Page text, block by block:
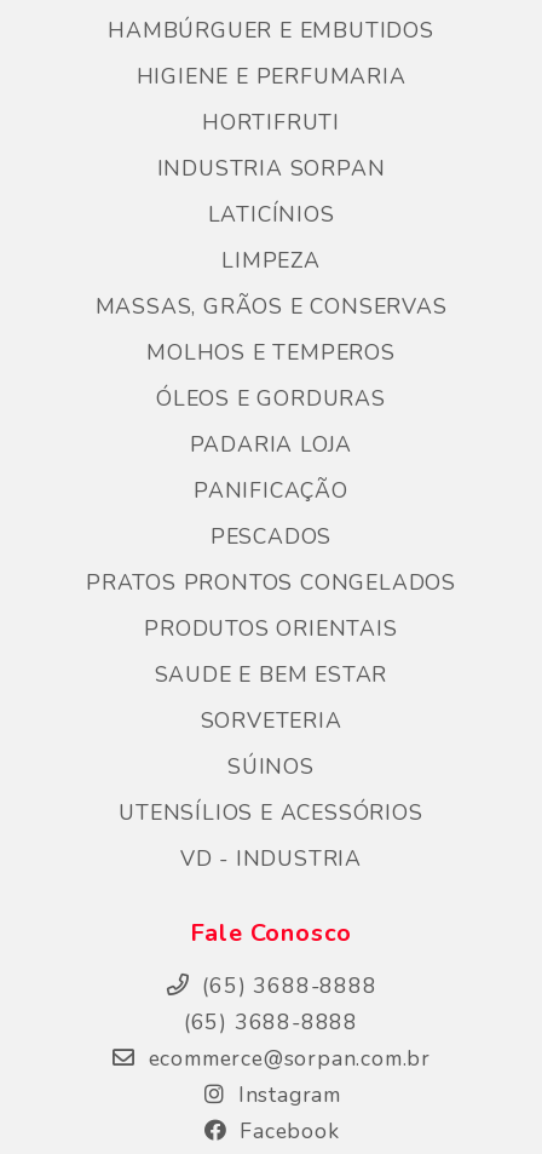
HAMBÚRGUER E EMBUTIDOS
HIGIENE E PERFUMARIA
HORTIFRUTI
INDUSTRIA SORPAN
LATICÍNIOS
LIMPEZA
MASSAS, GRÃOS E CONSERVAS
MOLHOS E TEMPEROS
ÓLEOS E GORDURAS
PADARIA LOJA
PANIFICAÇÃO
PESCADOS
PRATOS PRONTOS CONGELADOS
PRODUTOS ORIENTAIS
SAUDE E BEM ESTAR
SORVETERIA
SÚINOS
UTENSÍLIOS E ACESSÓRIOS
VD - INDUSTRIA
Fale Conosco
(65) 3688-8888
(65) 3688-8888
ecommerce@sorpan.com.br
Instagram
Facebook